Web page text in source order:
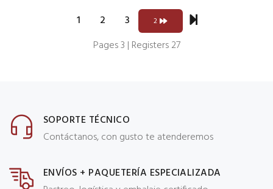
1 2 3 2
Pages 3 | Registers 27
SOPORTE TÉCNICO
Contáctanos, con gusto te atenderemos
ENVÍOS + PAQUETERÍA ESPECIALIZADA